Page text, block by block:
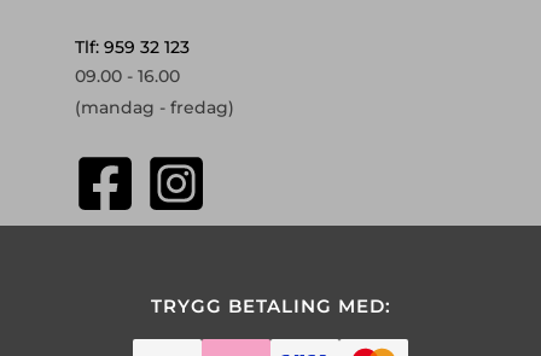
Tlf: 959 32 123
09.00 - 16.00
(mandag - fredag)
TRYGG BETALING MED: